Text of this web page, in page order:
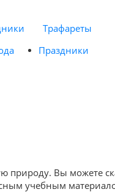
Трафареты
Праздники
природу. Вы можете
учебным